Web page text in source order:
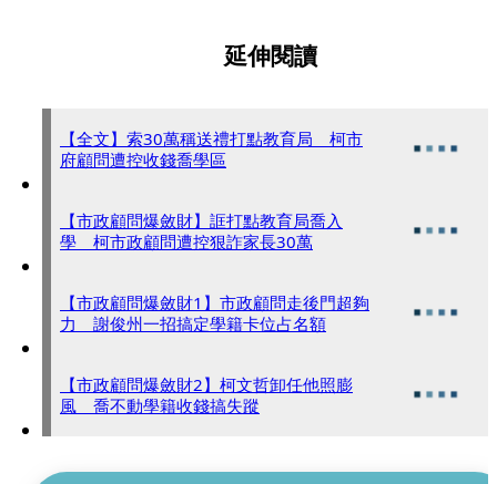
延伸閱讀
【全文】索30萬稱送禮打點教育局 柯市
府顧問遭控收錢喬學區
【市政顧問爆斂財】誆打點教育局喬入
學 柯市政顧問遭控狠詐家長30萬
【市政顧問爆斂財1】市政顧問走後門超夠
力 謝俊州一招搞定學籍卡位占名額
【市政顧問爆斂財2】柯文哲卸任他照膨
風 喬不動學籍收錢搞失蹤